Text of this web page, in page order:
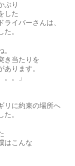
ぶり
した
ライバーさんは、
。
き当たりを
あります。
。。」
リに約束の場所へ
。
はこんな